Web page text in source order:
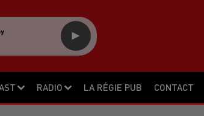
RADIO LA RÉGIE PUB CONTACT